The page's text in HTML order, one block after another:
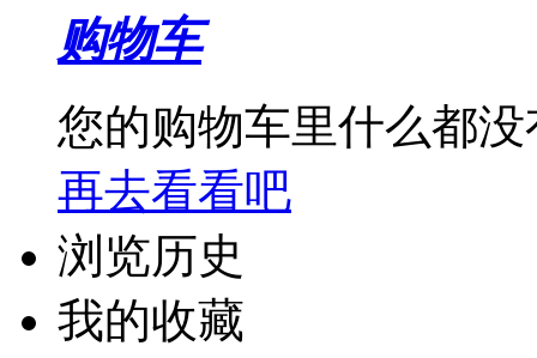
购物车
您的购物车里什么都没
再去看看吧
浏览历史
我的收藏